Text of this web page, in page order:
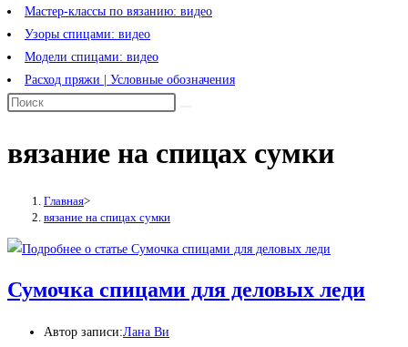
Мастер-классы по вязанию: видео
Узоры спицами: видео
Модели спицами: видео
Расход пряжи | Условные обозначения
вязание на спицах сумки
Главная>
вязание на спицах сумки
Сумочка спицами для деловых леди
Автор записи:Лана Ви